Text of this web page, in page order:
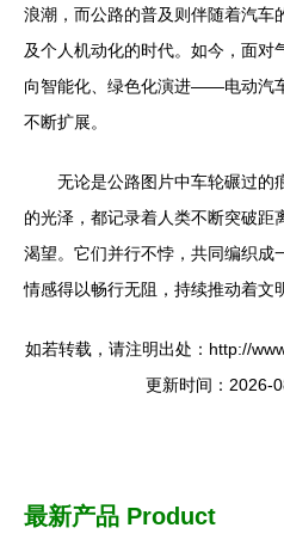
浪潮，而公路的普及则伴随着汽车
及个人机动化的时代。如今，面对
向智能化、绿色化演进——电动汽
不断扩展。
无论是公路图片中车轮碾过的
的光泽，都记录着人类不断突破距
渴望。它们并行不悖，共同编织成
情感得以畅行无阻，持续推动着文
如若转载，请注明出处：http://
更新时间：2026-
最新产品 Product